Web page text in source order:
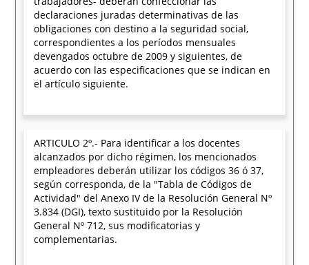
declaraciones juradas determinativas de las
obligaciones con destino a la seguridad social,
correspondientes a los períodos mensuales
devengados octubre de 2009 y siguientes, de
acuerdo con las especificaciones que se indican en
el artículo siguiente.
ARTICULO 2º.- Para identificar a los docentes
alcanzados por dicho régimen, los mencionados
empleadores deberán utilizar los códigos 36 ó 37,
según corresponda, de la "Tabla de Códigos de
Actividad" del Anexo IV de la Resolución General Nº
3.834 (DGI), texto sustituido por la Resolución
General Nº 712, sus modificatorias y
complementarias.